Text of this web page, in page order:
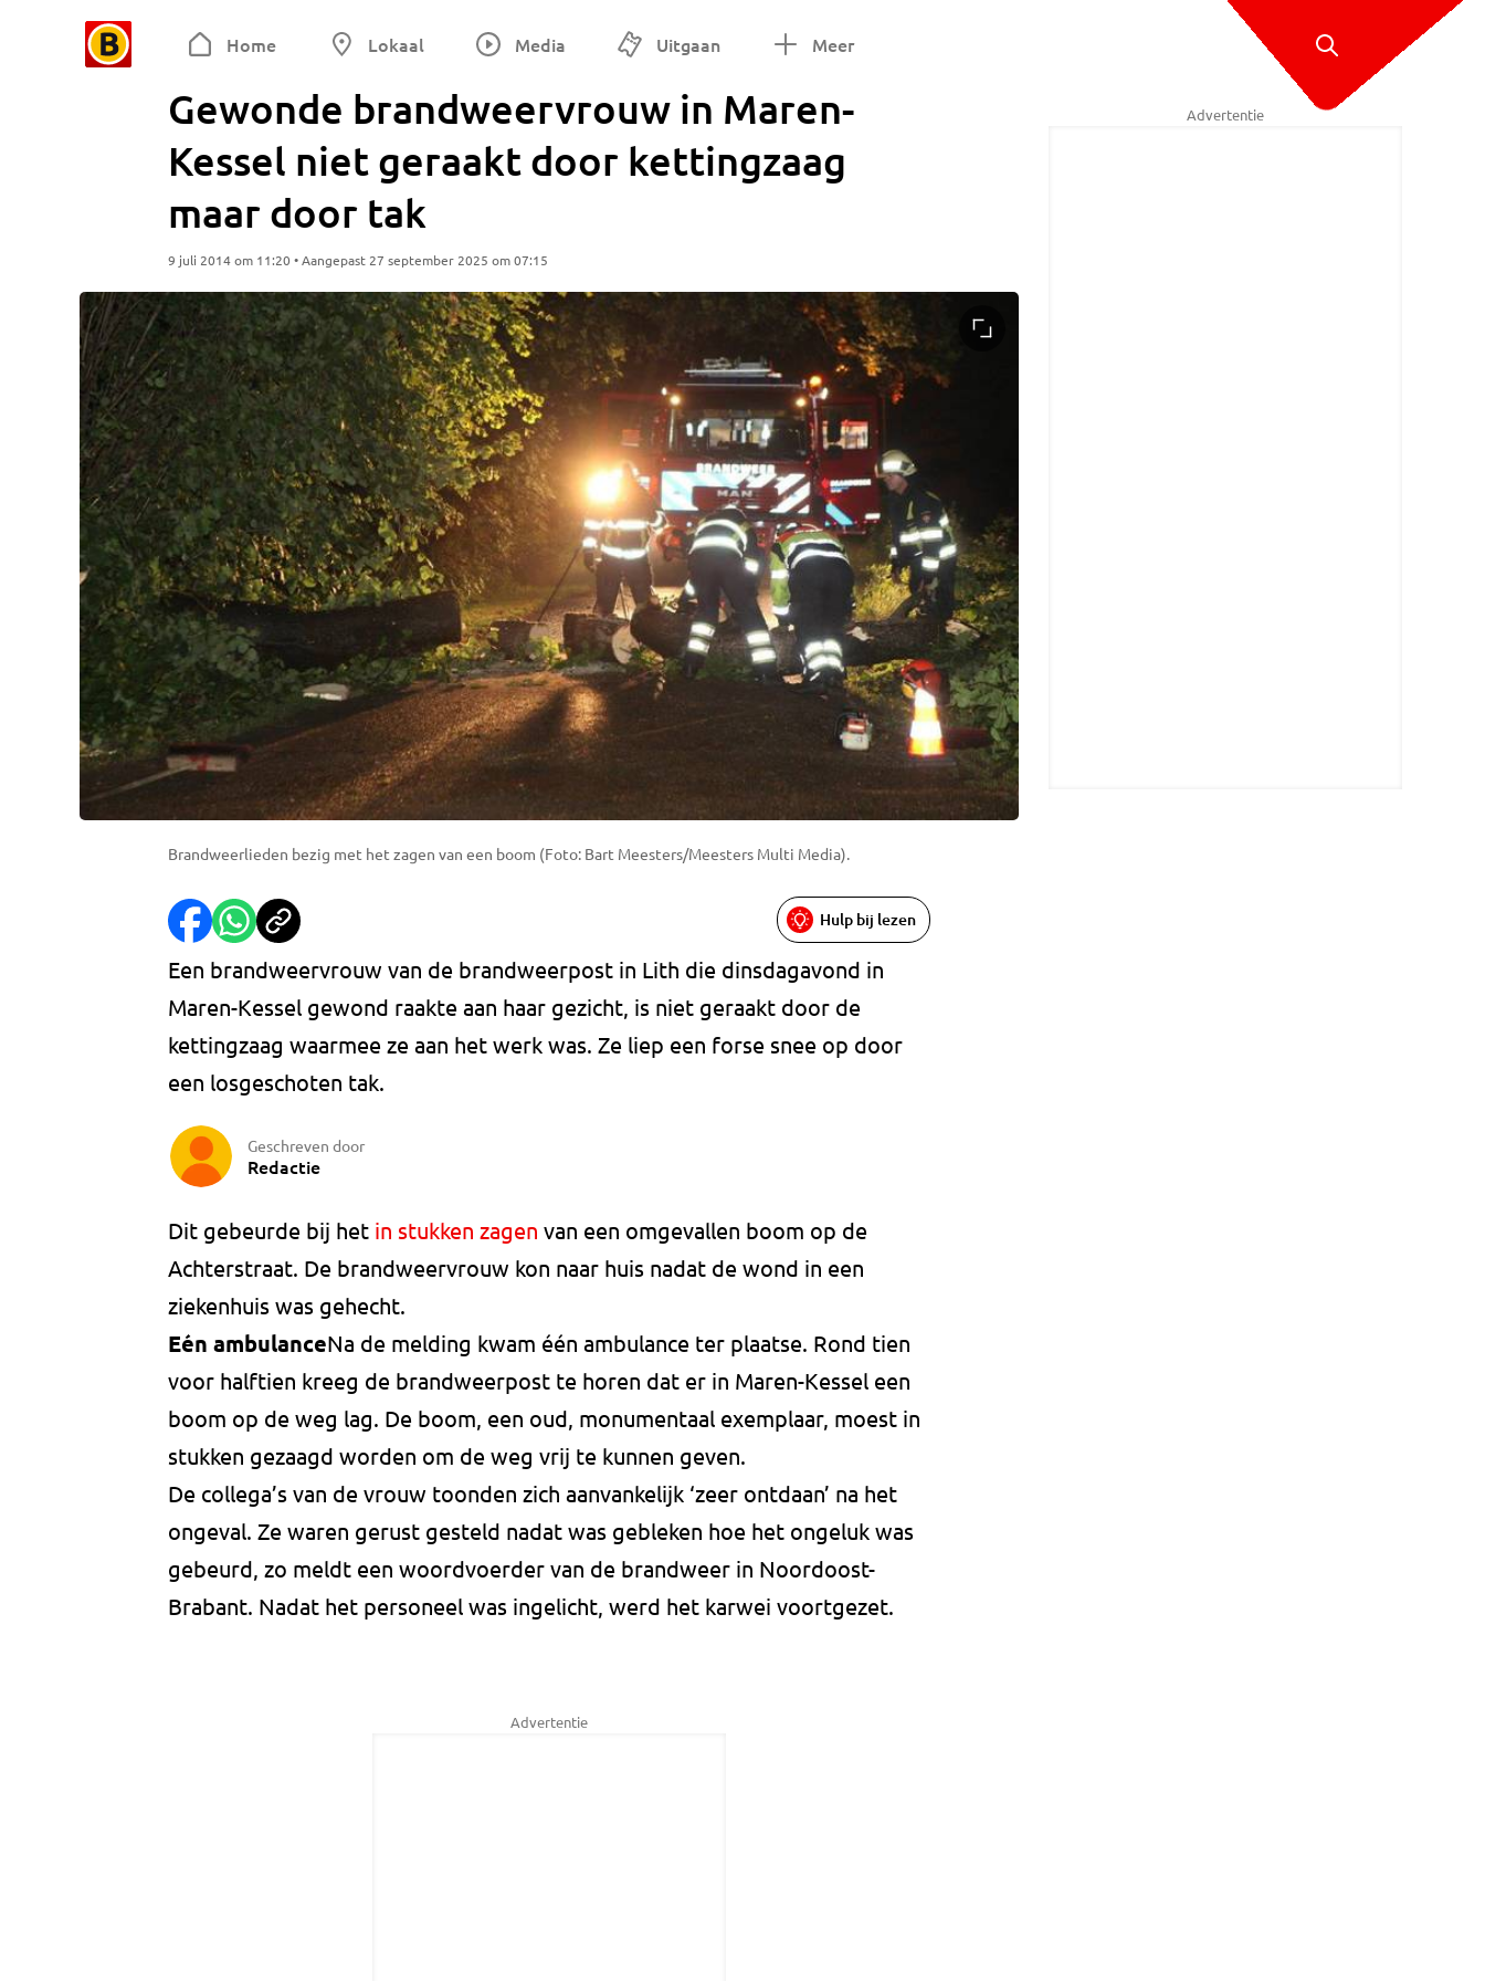
Home Lokaal Media Uitgaan Meer
Gewonde brandweervrouw in Maren-
Kessel niet geraakt door kettingzaag
maar door tak
9 juli 2014 om 11:20 • Aangepast 27 september 2025 om 07:15
Brandweerlieden bezig met het zagen van een boom (Foto: Bart Meesters/Meesters Multi Media).
Hulp bij lezen
Een brandweervrouw van de brandweerpost in Lith die dinsdagavond in
Maren-Kessel gewond raakte aan haar gezicht, is niet geraakt door de
kettingzaag waarmee ze aan het werk was. Ze liep een forse snee op door
een losgeschoten tak.
Geschreven door
Redactie
Dit gebeurde bij het in stukken zagen van een omgevallen boom op de
Achterstraat. De brandweervrouw kon naar huis nadat de wond in een
ziekenhuis was gehecht.
Eén ambulanceNa de melding kwam één ambulance ter plaatse. Rond tien
voor halftien kreeg de brandweerpost te horen dat er in Maren-Kessel een
boom op de weg lag. De boom, een oud, monumentaal exemplaar, moest in
stukken gezaagd worden om de weg vrij te kunnen geven.
De collega’s van de vrouw toonden zich aanvankelijk ‘zeer ontdaan’ na het
ongeval. Ze waren gerust gesteld nadat was gebleken hoe het ongeluk was
gebeurd, zo meldt een woordvoerder van de brandweer in Noordoost-
Brabant. Nadat het personeel was ingelicht, werd het karwei voortgezet.
Advertentie
Advertentie